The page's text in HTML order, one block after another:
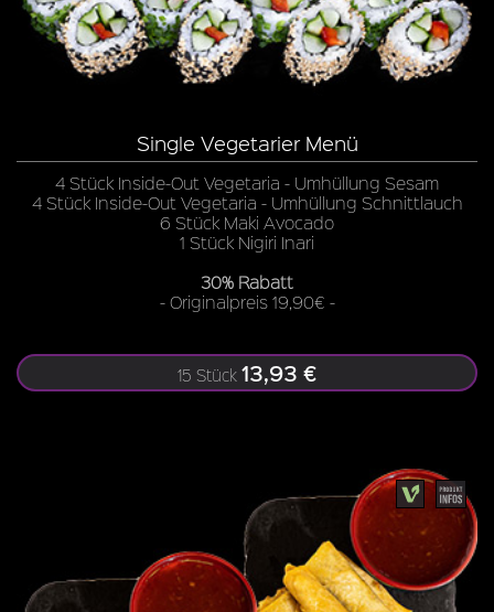
Single Vegetarier Menü
4 Stück Inside-Out Vegetaria - Umhüllung Sesam
4 Stück Inside-Out Vegetaria - Umhüllung Schnittlauch
6 Stück Maki Avocado
1 Stück Nigiri Inari
30% Rabatt
- Originalpreis 19,90€ -
15 Stück 13,93 €